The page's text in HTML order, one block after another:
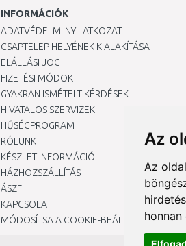
Az
Az
INFORMÁCIÓK
ADATVÉDELMI NYILATKOZAT
CSAPTELEP HELYÉNEK KIALAKÍTÁSA
ELÁLLÁSI JOG
FIZETÉSI MÓDOK
GYAKRAN ISMÉTELT KÉRDÉSEK
HIVATALOS SZERVIZEK
HŰSÉGPROGRAM
RÓLUNK
KÉSZLET INFORMÁCIÓ
HÁZHOZSZÁLLÍTÁS
ÁSZF
KAPCSOLAT
MÓDOSÍTSA A COOKIE-BEÁLLÍTÁSAIMAT